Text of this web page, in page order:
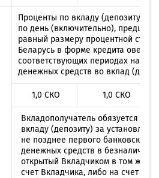
Проценты по вкладу (депозиту)
по день (включительно),
равный размеру процентной
Беларусь в форме кредита
соответствующих периодах
денежных средств во вклад
1,0 СКО 1,0 СКО
Вкладополучатель обязуется
вкладу (депозиту) за
не позднее первого
денежных средств в
открытый Вкладчиком в том же
счет Вкладчика, либо на счет